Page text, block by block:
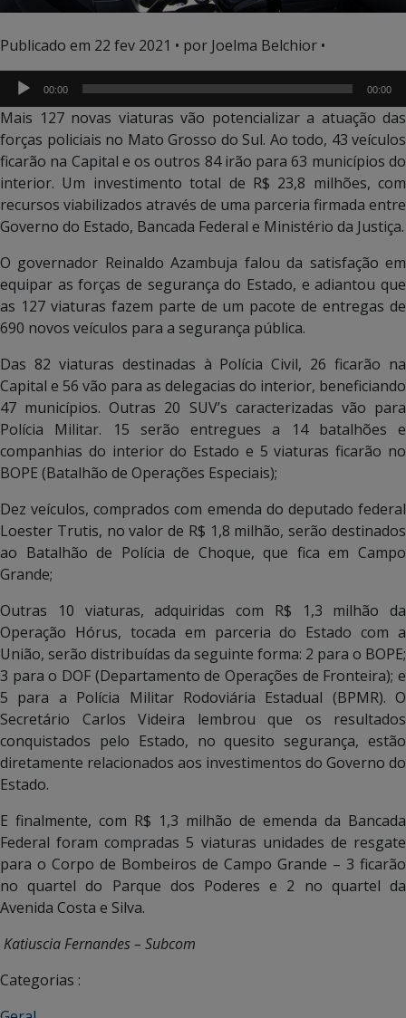
Publicado em 22 fev 2021 • por Joelma Belchior •
de
áudio
00:00 00:00
Mais 127 novas viaturas vão potencializar a atuação das
forças policiais no Mato Grosso do Sul. Ao todo, 43 veículos
ficarão na Capital e os outros 84 irão para 63 municípios do
interior. Um investimento total de R$ 23,8 milhões, com
recursos viabilizados através de uma parceria firmada entre
Governo do Estado, Bancada Federal e Ministério da Justiça.
O governador Reinaldo Azambuja falou da satisfação em
equipar as forças de segurança do Estado, e adiantou que
as 127 viaturas fazem parte de um pacote de entregas de
690 novos veículos para a segurança pública.
Das 82 viaturas destinadas à Polícia Civil, 26 ficarão na
Capital e 56 vão para as delegacias do interior, beneficiando
47 municípios. Outras 20 SUV’s caracterizadas vão para
Polícia Militar. 15 serão entregues a 14 batalhões e
companhias do interior do Estado e 5 viaturas ficarão no
BOPE (Batalhão de Operações Especiais);
Dez veículos, comprados com emenda do deputado federal
Loester Trutis, no valor de R$ 1,8 milhão, serão destinados
ao Batalhão de Polícia de Choque, que fica em Campo
Grande;
Outras 10 viaturas, adquiridas com R$ 1,3 milhão da
Operação Hórus, tocada em parceria do Estado com a
União, serão distribuídas da seguinte forma: 2 para o BOPE;
3 para o DOF (Departamento de Operações de Fronteira); e
5 para a Polícia Militar Rodoviária Estadual (BPMR). O
Secretário Carlos Videira lembrou que os resultados
conquistados pelo Estado, no quesito segurança, estão
diretamente relacionados aos investimentos do Governo do
Estado.
E finalmente, com R$ 1,3 milhão de emenda da Bancada
Federal foram compradas 5 viaturas unidades de resgate
para o Corpo de Bombeiros de Campo Grande – 3 ficarão
no quartel do Parque dos Poderes e 2 no quartel da
Avenida Costa e Silva.
Katiuscia Fernandes – Subcom
Categorias :